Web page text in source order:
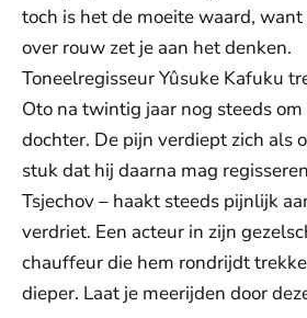
toch is het de moeite waard,
over rouw zet je aan het denken.
Toneelregisseur Yûsuke Kafuku
Oto na twintig jaar nog steeds
dochter. De pijn verdiept zich als
stuk dat hij daarna mag
Tsjechov – haakt steeds pijnlijk
verdriet. Een acteur in zijn
chauffeur die hem rondrijdt
dieper. Laat je meerijden door